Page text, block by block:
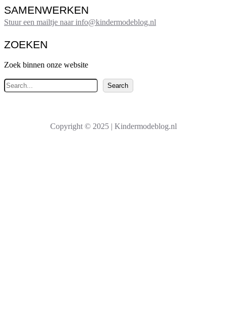
SAMENWERKEN
Stuur een mailtje naar info@kindermodeblog.nl
ZOEKEN
Zoek binnen onze website
Z
o
e
Search
Copyright © 2025 | Kindermodeblog.nl